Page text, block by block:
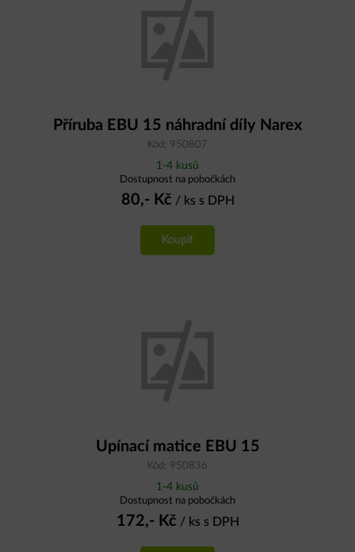
Příruba EBU 15 náhradní díly Narex
Kód: 950807
1-4 kusů
Dostupnost na pobočkách
80,-Kč / ks s DPH
Koupit
Upínací matice EBU 15
Kód: 950836
1-4 kusů
Dostupnost na pobočkách
172,-Kč / ks s DPH